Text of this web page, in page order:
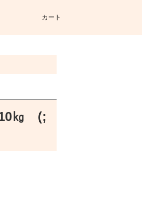
カート
㎏ (;